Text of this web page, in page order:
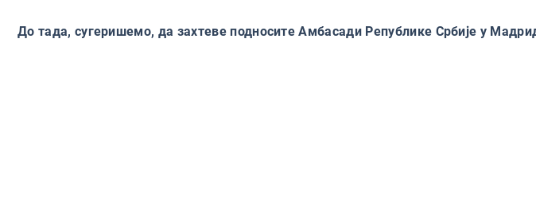
До тада, сугеришемо, да захтеве подносите Амбасади Републике Србије у